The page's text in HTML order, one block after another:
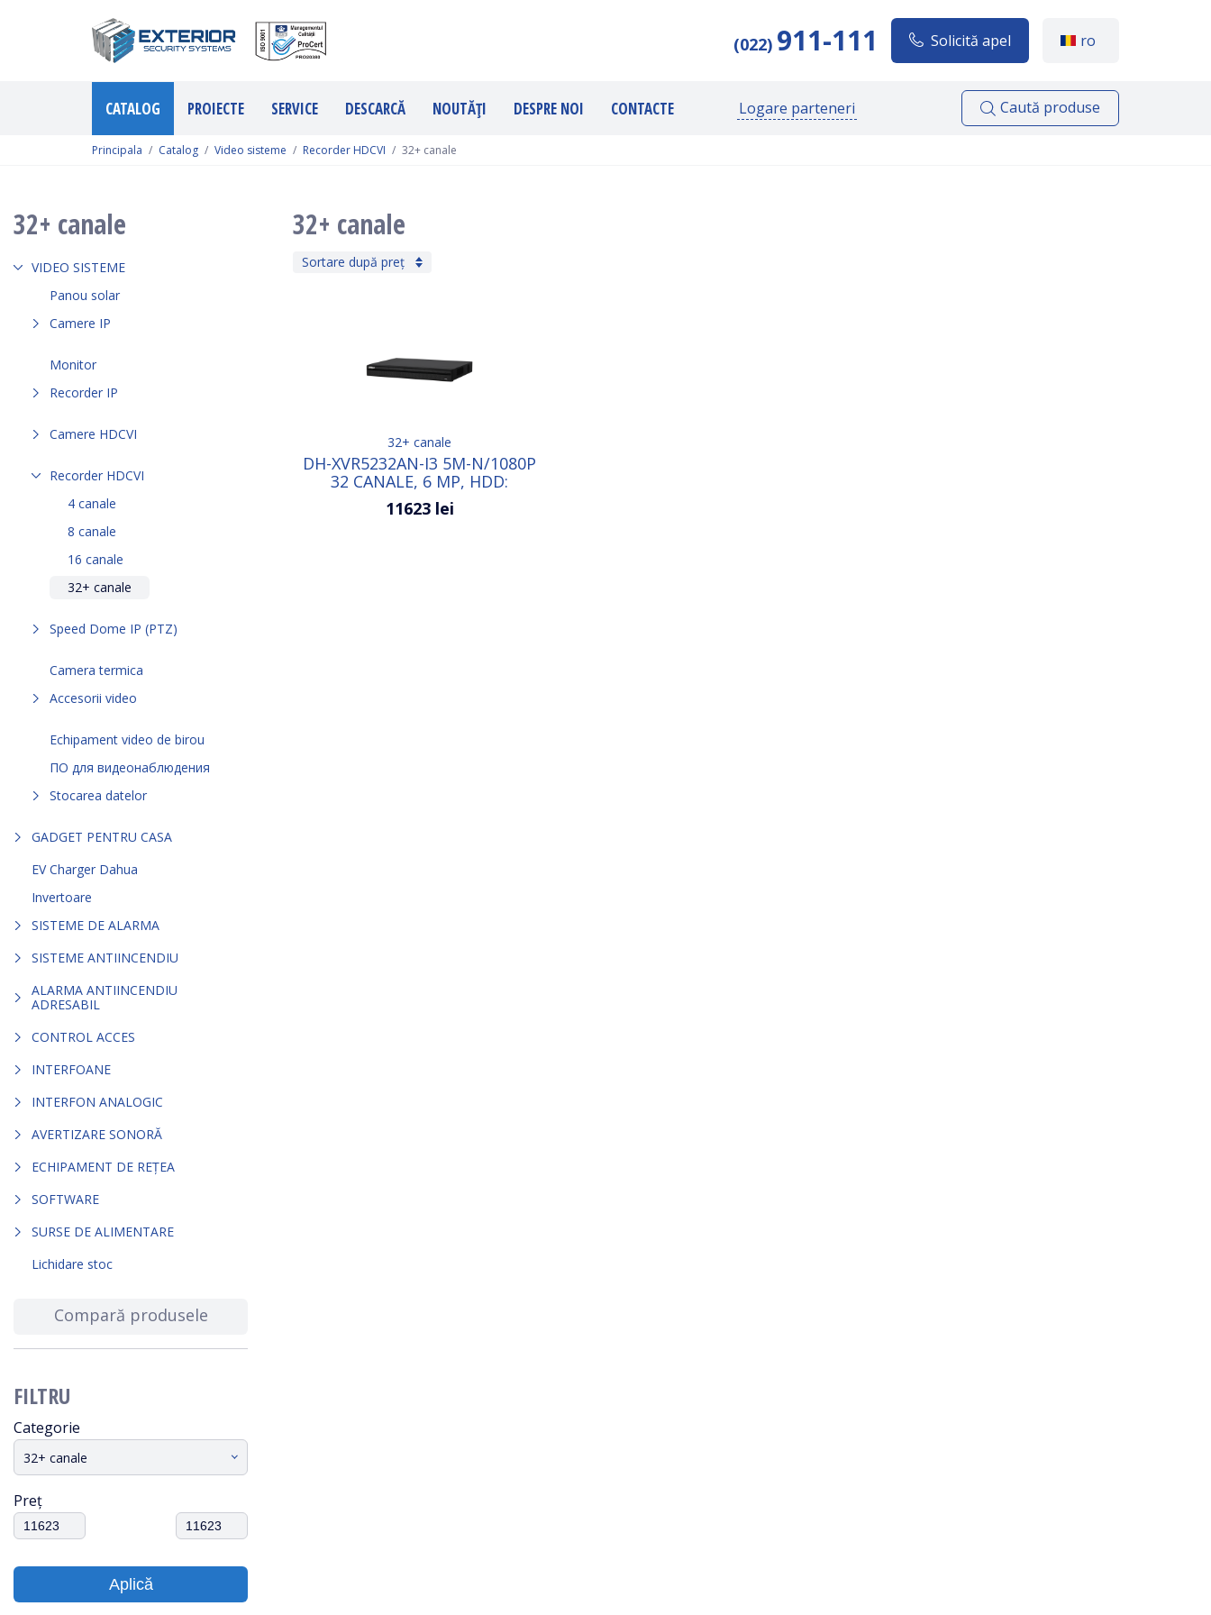
(022) 911-111 Solicită apel ro
CATALOG PROIECTE SERVICE DESCARCĂ NOUTĂȚI DESPRE NOI CONTACTE Logare parteneri Caută produse
Principala Catalog Video sisteme Recorder HDCVI 32+ canale
32+ canale
VIDEO SISTEME
Panou solar
Camere IP
Monitor
Recorder IP
Camere HDCVI
Recorder HDCVI
4 canale
8 canale
16 canale
32+ canale
Speed Dome IP (PTZ)
Camera termica
Accesorii video
Echipament video de birou
ПО для видеонаблюдения
Stocarea datelor
GADGET PENTRU CASA
EV Charger Dahua
Invertoare
SISTEME DE ALARMA
SISTEME ANTIINCENDIU
ALARMA ANTIINCENDIU
ADRESABIL
CONTROL ACCES
INTERFOANE
INTERFON ANALOGIC
AVERTIZARE SONORĂ
ECHIPAMENT DE REȚEA
SOFTWARE
SURSE DE ALIMENTARE
Lichidare stoc
Compară produsele
FILTRU
Categorie
32+ canale
Preț
Aplică
32+ canale
Sortare după preț
32+ canale
DH-XVR5232AN-I3 5M-N/1080P
32 CANALE, 6 MP, HDD:
2SATAX16TB
11623 lei